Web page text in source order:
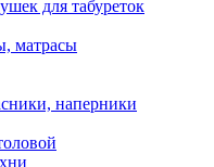
для табуреток
матрасы
наперники